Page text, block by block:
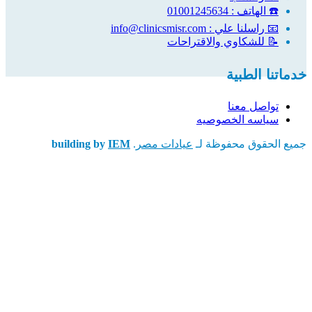
☎️ الهاتف : 01001245634
📧 راسلنا علي : info@clinicsmisr.com
📝 للشكاوي والاقتراحات
خدماتنا الطبية
تواصل معنا
سياسه الخصوصيه
جميع الحقوق محفوظة لـ عيادات مصر .
building by IEM